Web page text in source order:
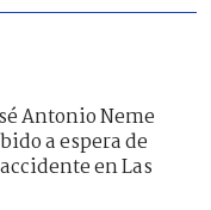
Antonio Neme
a espera de
en Las